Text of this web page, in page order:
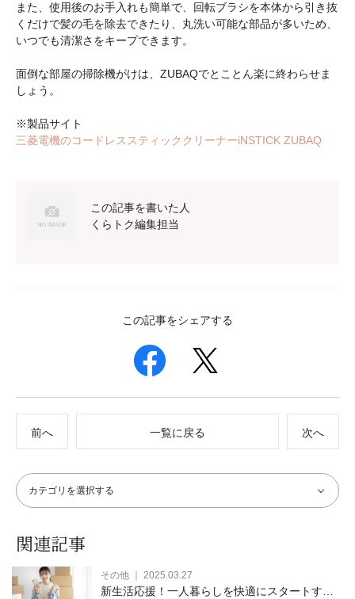
また、使用後のお手入れも簡単で、回転ブラシを本体から引き抜
くだけで髪の毛を除去できたり、丸洗い可能な部品が多いため、
いつでも清潔さをキープできます。
面倒な部屋の掃除機がけは、ZUBAQでとことん楽に終わらせま
しょう。
※製品サイト
三菱電機のコードレススティッククリーナーiNSTICK ZUBAQ
この記事を書いた人
くらトク編集担当
この記事をシェアする
前へ 一覧に戻る 次へ
関連記事
その他 ｜ 2025.03.27
新生活応援！一人暮らしを快適にスタートする